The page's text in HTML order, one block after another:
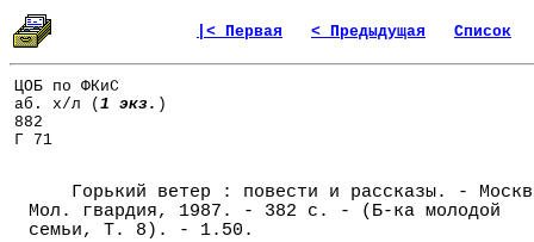
|< Первая < Предыдущая Список
ЦОБ по ФКиС
аб. х/л ( 1 экз. )
882
Г 71
Горький ветер : повести и рассказы. -
Мол. гвардия, 1987. - 382 с. - (Б-ка молодой
семьи, Т. 8). - 1.50.